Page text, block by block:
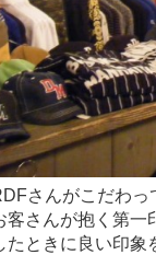
さんがこだわ
客さんが抱く第一
たときに良い印象